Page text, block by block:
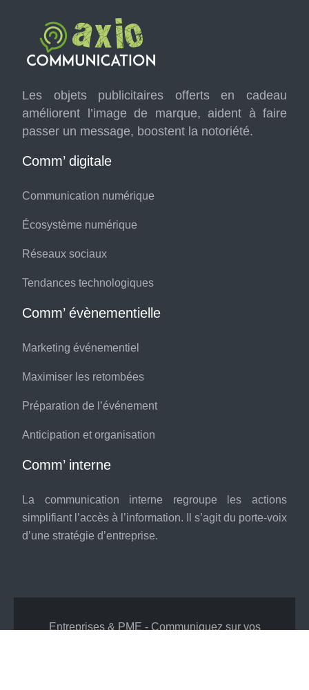
Les objets publicitaires offerts en cadeau
améliorent l’image de marque, aident à faire
passer un message, boostent la notoriété.
Comm’ digitale
Communication numérique
Écosystème numérique
Réseaux sociaux
Tendances technologiques
Comm’ évènementielle
Marketing événementiel
Maximiser les retombées
Préparation de l’événement
Anticipation et organisation
Comm’ interne
La communication interne regroupe les actions
simplifiant l’accès à l’information. Il s’agit du porte-voix
d’une stratégie d’entreprise.
Entreprises & PME - Communiquez sur vos